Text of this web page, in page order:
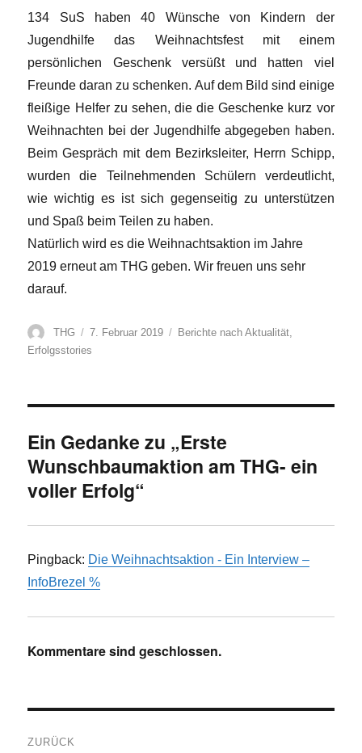
134 SuS haben 40 Wünsche von Kindern der
Jugendhilfe das Weihnachtsfest mit einem
persönlichen Geschenk versüßt und hatten viel
Freunde daran zu schenken. Auf dem Bild sind einige
fleißige Helfer zu sehen, die die Geschenke kurz vor
Weihnachten bei der Jugendhilfe abgegeben haben.
Beim Gespräch mit dem Bezirksleiter, Herrn Schipp,
wurden die Teilnehmenden Schülern verdeutlicht,
wie wichtig es ist sich gegenseitig zu unterstützen
und Spaß beim Teilen zu haben.
Natürlich wird es die Weihnachtsaktion im Jahre
2019 erneut am THG geben. Wir freuen uns sehr
darauf.
Autor
THG
Veröffentlicht
am
7. Februar 2019 Kategorien
Berichte nach Aktualität,
Erfolgsstories
Ein Gedanke zu „Erste
Wunschbaumaktion am THG- ein
voller Erfolg“
Pingback: Die Weihnachtsaktion - Ein Interview –
InfoBrezel %
Kommentare sind geschlossen.
ZURÜCK